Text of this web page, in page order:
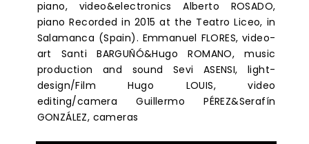
piano, video&electronics Alberto ROSADO,
piano Recorded in 2015 at the Teatro Liceo, in
Salamanca (Spain). Emmanuel FLORES, video-
art Santi BARGUÑÓ&Hugo ROMANO, music
production and sound Sevi ASENSI, light-
design/Film Hugo LOUIS, video
editing/camera Guillermo PÉREZ&Serafín
GONZÁLEZ, cameras